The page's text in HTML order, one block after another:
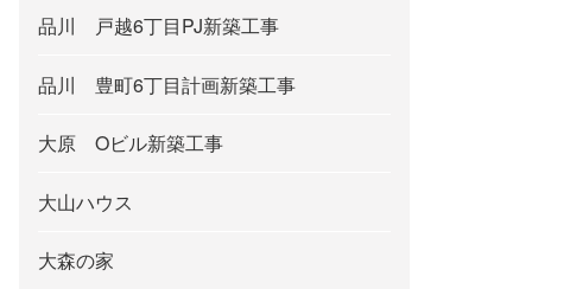
品川 戸越6丁目PJ新築工事
品川 豊町6丁目計画新築工事
大原 Oビル新築工事
大山ハウス
大森の家